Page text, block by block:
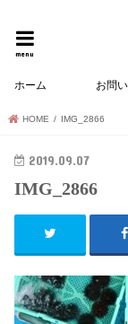
menu
ホーム お問
HOME IMG_2866
2019.09.07
IMG_2866